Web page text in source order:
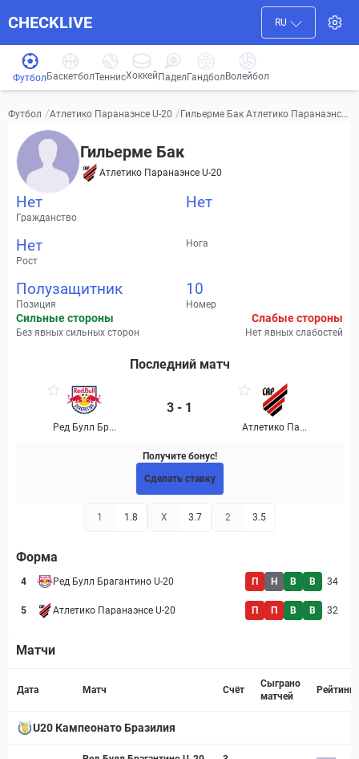
CHECKLIVE RU
Футбол БаскетболТеннисХоккей ПаделГандбол Волейбол
Футбол /Атлетико Паранаэнсе U-20 /Гильерме Бак Атлетико Паранаэнсе
Гильерме Бак
Атлетико Паранаэнсе U-20
Нет
Гражданство
Нет
Нет
Рост
Нога
Полузащитник
Позиция
10
Номер
Сильные стороны
Без явных сильных сторон
Слабые стороны
Нет явных слабостей
Последний матч
Ред Булл Бр...
3 - 1
Атлетико Па...
Получите бонус!
Сделать ставку
1 1.8 X 3.7 2 3.5
Форма
4 Ред Булл Брагантино U-20 П Н В В 34
5 Атлетико Паранаэнсе U-20 П П В В 32
Матчи
Дата Матч Счёт
Сыграно
матчей
Рейтинг
U20 Кампеонато Бразилия